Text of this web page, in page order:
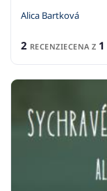
Alica Bartková
2 RECENZIECENA Z 1